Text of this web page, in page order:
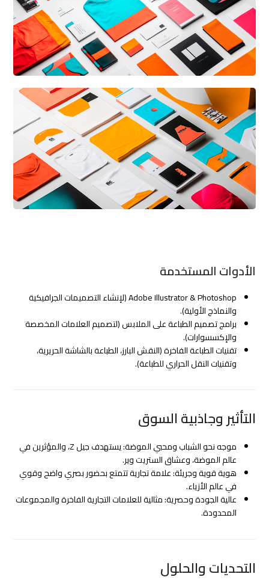
الأدوات المستخدمة
Adobe Illustrator & Photoshop (لإنشاء التصميمات الجرافيكية
والنماذج الأولية).
برامج تصميم الطباعة على الملابس (لتصميم العلامات المخصصة
والإكسسوارات).
تقنيات الطباعة الفاخرة (النقش البارز، الطباعة بالشاشة الحريرية،
وتقنيات النقل الحراري للطباعة).
التأثير وجاذبية السوق
موجه نحو الشباب ومحبي الموضة: يستهدف جيل Z، والمؤثرين في
عالم الموضة، وعشاق الستريت وير.
هوية قوية وجريئة: علامة تجارية تتمتع بحضور بصري واضح وقوي
في عالم الأزياء.
عالية الجودة وحصرية: مثالية للعلامات التجارية الفاخرة والمجموعات
المحدودة.
التحديات والحلول